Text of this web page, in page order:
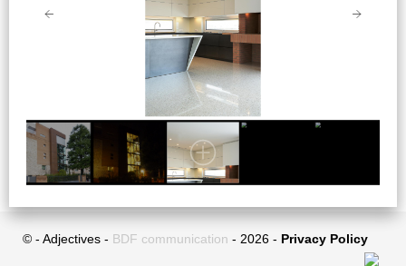
© - Adjectives - BDF communication - 2026 - Privacy Policy